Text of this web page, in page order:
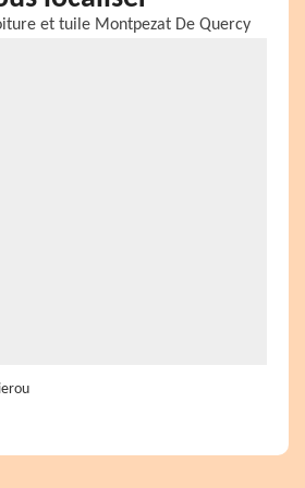
et tuile Montpezat De Quercy